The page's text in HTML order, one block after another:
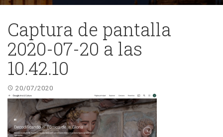
Captura de pantalla
2020-07-20 a las
10.42.10
20/07/2020